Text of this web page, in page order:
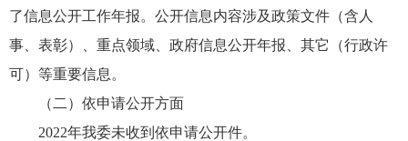
了信息公开工作年报。公开信息内容涉及政策文件（含人
事、表彰）、重点领域、政府信息公开年报、其它（行政许
可）等重要信息。
（二）依申请公开方面
2022年我委未收到依申请公开件。